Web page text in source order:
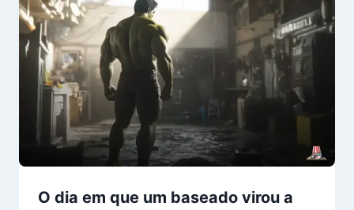
O dia em que um baseado virou a